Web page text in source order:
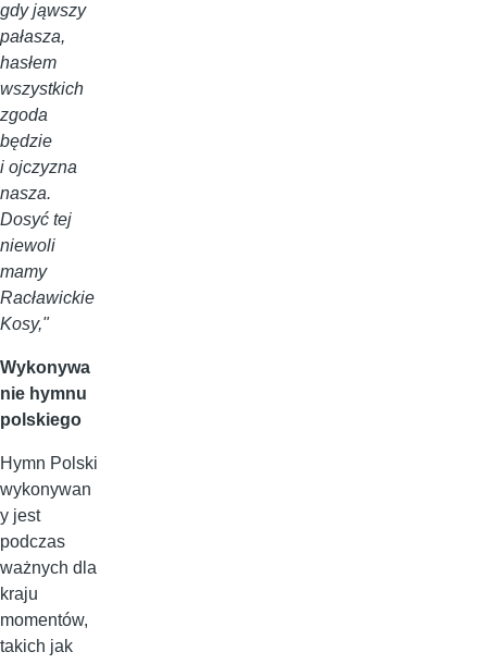
gdy jąwszy
pałasza,
hasłem
wszystkich
zgoda
będzie
i ojczyzna
nasza.
Dosyć tej
niewoli
mamy
Racławickie
Kosy,"
Wykonywa
nie hymnu
polskiego
Hymn Polski
wykonywan
y jest
podczas
ważnych dla
kraju
momentów,
takich jak